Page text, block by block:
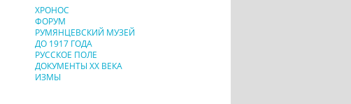
ХРОНОС
ФОРУМ
РУМЯНЦЕВСКИЙ МУЗЕЙ
ДО 1917 ГОДА
РУССКОЕ ПОЛЕ
ДОКУМЕНТЫ XX ВЕКА
ИЗМЫ